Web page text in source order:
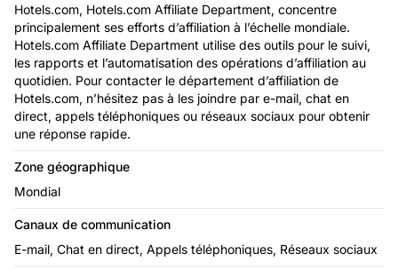
Hotels.com, Hotels.com Affiliate Department, concentre
principalement ses efforts d’affiliation à l’échelle mondiale.
Hotels.com Affiliate Department utilise des outils pour le suivi,
les rapports et l’automatisation des opérations d’affiliation au
quotidien. Pour contacter le département d’affiliation de
Hotels.com, n’hésitez pas à les joindre par e-mail, chat en
direct, appels téléphoniques ou réseaux sociaux pour obtenir
une réponse rapide.
Zone géographique
Mondial
Canaux de communication
E-mail, Chat en direct, Appels téléphoniques, Réseaux sociaux